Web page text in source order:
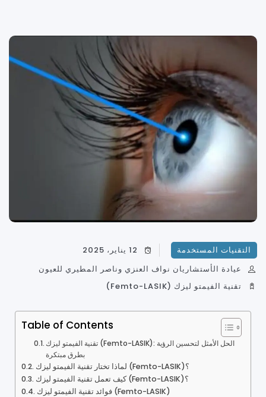
التقنيات المستخدمة
12 يناير، 2025
عيادة الأستشاريان نواف العنزي وناصر المطيري للعيون
تقنية الفيمتو ليزك (Femto-LASIK)
Table of Contents
تقنية الفيمتو ليزك (Femto-LASIK): الحل الأمثل لتحسين الرؤية
بطرق مبتكرة
لماذا تختار تقنية الفيمتو ليزك (Femto-LASIK)؟
كيف تعمل تقنية الفيمتو ليزك (Femto-LASIK)؟
فوائد تقنية الفيمتو ليزك (Femto-LASIK)